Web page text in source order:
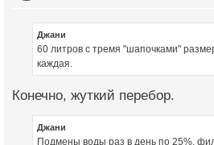
Джани
60 литров с тремя "шапочками"
каждая.
Конечно, жуткий перебор.
Джани
Подмены воды раз в день по 25%,